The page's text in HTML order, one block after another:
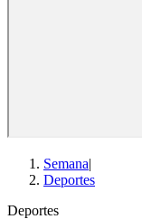
Semana|
Deportes
Deportes